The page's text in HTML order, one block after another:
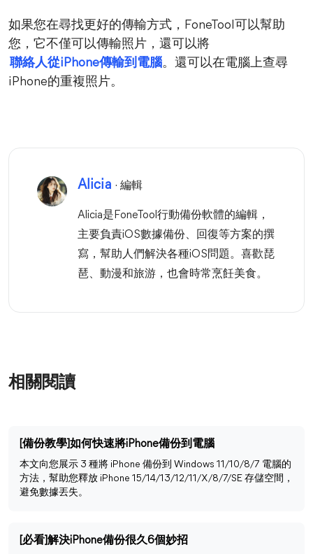
如果您在尋找更好的傳輸方式，FoneTool可以幫助
您，它不僅可以傳輸照片，還可以將
聯絡人從iPhone傳輸到電腦。還可以在電腦上查尋
iPhone的重複照片。
Alicia · 編輯
Alicia是FoneTool行動備份軟體的編輯，
主要負責iOS數據備份、回復等方案的撰
寫，幫助人們解決各種iOS問題。喜歡琵
琶、動漫和旅游，也會時常烹飪美食。
相關閱讀
[備份教學]如何快速將iPhone備份到電腦
本文向您展示 3 種將 iPhone 備份到 Windows 11/10/8/7 電腦的
方法，幫助您釋放 iPhone 15/14/13/12/11/X/8/7/SE 存儲空間，
避免數據丟失。
[必看]解決iPhone備份很久6個妙招